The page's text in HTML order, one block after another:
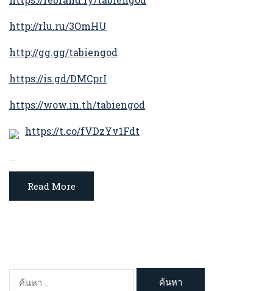
http://rlu.ru/3OmHU
http://gg.gg/tabiengod
https://is.gd/DMCprI
https://wow.in.th/tabiengod
https://t.co/fVDzYv1Fdt
…
Read More
ค้นหา